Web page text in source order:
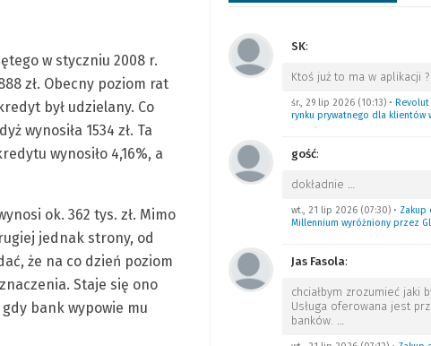
w styczniu 2008 r.
zł. Obecny poziom rat
był udzielany. Co
wynosiła 1534 zł. Ta
wynosiło 4,16%, a
ok. 362 tys. zł. Mimo
jednak strony, od
że na co dzień poziom
Staje się ono
bank wypowie mu
SK:
Ktoś już to ma w aplikacji ?
śr., 29 lip 2026 (10:13)•
rynku prywatnego dla klientów
gość:
dokładnie …
wt., 21 lip 2026 (07:30)• Zakup
Millennium wyróżniony przez
Jas Fasola:
chciałbym zrozumieć jaki
Usługa oferowana jest
banków. …